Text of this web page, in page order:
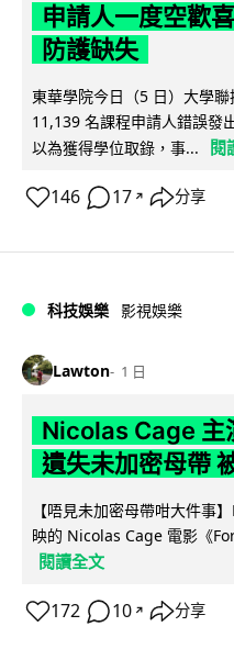
申請人一度空歡
防護缺失
東華學院今日（5 日）大學
11,139 名課程申請人錯誤發
以為獲得學位取錄，事...
閱
146 17 ↗ 分享
科技娛樂 影視娛樂
Lawton 1 日
Nicolas Cage 主
遺失未加密母帶
【唔見未加密母帶咁大件事
映的 Nicolas Cage 電影《
閱讀全文
172 10 ↗ 分享